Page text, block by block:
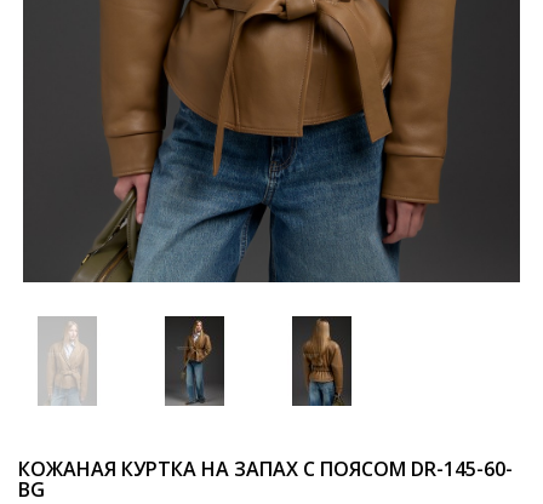
КОЖАНАЯ КУРТКА НА ЗАПАХ С ПОЯСОМ DR-145-60-
BG